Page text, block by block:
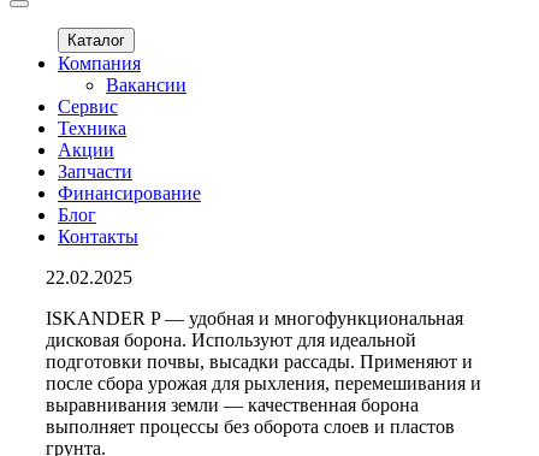
Каталог
Компания
Вакансии
Сервис
Техника
Акции
Запчасти
Финансирование
Блог
Контакты
22.02.2025
ISKANDER P — удобная и многофункциональная
дисковая борона. Используют для идеальной
подготовки почвы, высадки рассады. Применяют и
после сбора урожая для рыхления, перемешивания и
выравнивания земли — качественная борона
выполняет процессы без оборота слоев и пластов
грунта.